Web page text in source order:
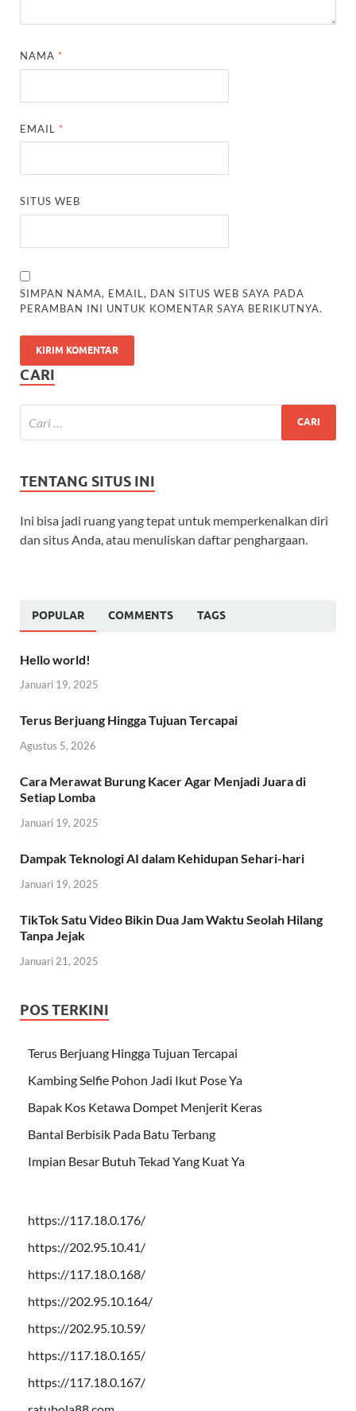
NAMA *
EMAIL *
SITUS WEB
SIMPAN NAMA, EMAIL, DAN SITUS WEB SAYA PADA
PERAMBAN INI UNTUK KOMENTAR SAYA BERIKUTNYA.
CARI
TENTANG SITUS INI
Ini bisa jadi ruang yang tepat untuk memperkenalkan diri
dan situs Anda, atau menuliskan daftar penghargaan.
POPULAR COMMENTS TAGS
Hello world!
Januari 19, 2025
Terus Berjuang Hingga Tujuan Tercapai
Agustus 5, 2026
Cara Merawat Burung Kacer Agar Menjadi Juara di
Setiap Lomba
Januari 19, 2025
Dampak Teknologi AI dalam Kehidupan Sehari-hari
Januari 19, 2025
TikTok Satu Video Bikin Dua Jam Waktu Seolah Hilang
Tanpa Jejak
Januari 21, 2025
POS TERKINI
Terus Berjuang Hingga Tujuan Tercapai
Kambing Selfie Pohon Jadi Ikut Pose Ya
Bapak Kos Ketawa Dompet Menjerit Keras
Bantal Berbisik Pada Batu Terbang
Impian Besar Butuh Tekad Yang Kuat Ya
https://117.18.0.176/
https://202.95.10.41/
https://117.18.0.168/
https://202.95.10.164/
https://202.95.10.59/
https://117.18.0.165/
https://117.18.0.167/